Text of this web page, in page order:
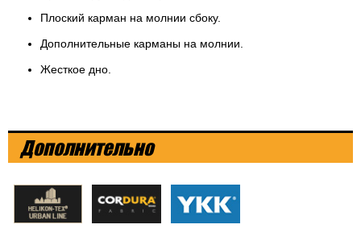
Плоский карман на молнии сбоку.
Дополнительные карманы на молнии.
Жесткое дно.
Дополнительно